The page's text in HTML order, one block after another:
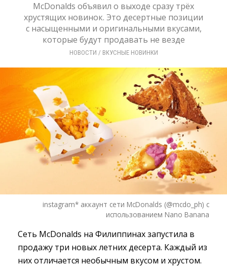
McDonalds объявил о выходе сразу трёх
хрустящих новинок. Это десертные позиции
с насыщенными и оригинальными вкусами,
которые будут продавать не везде
НОВОСТИ / ВКУСНЫЕ НОВИНКИ
instagram* аккаунт сети McDonalds (@mcdo_ph) с
использованием Nano Banana
Сеть McDonalds на Филиппинах запустила в
продажу три новых летних десерта. Каждый из
них отличается необычным вкусом и хрустом.